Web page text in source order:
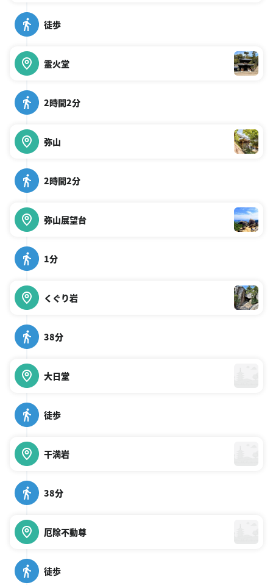
徒歩
霊火堂
2時間2分
弥山
2時間2分
弥山展望台
1分
くぐり岩
38分
大日堂
徒歩
干満岩
38分
厄除不動尊
徒歩